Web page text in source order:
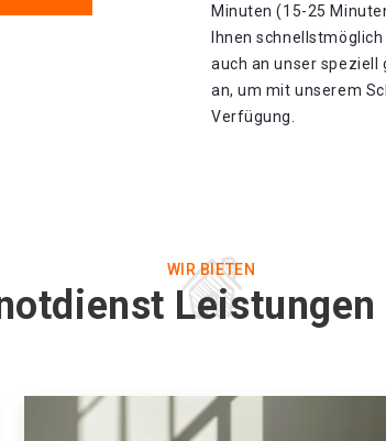
Minuten (15-25
Ihnen
auch an unser speziell
an, um mit unserem
Verfügung.
WIR BIETEN
Leistungen